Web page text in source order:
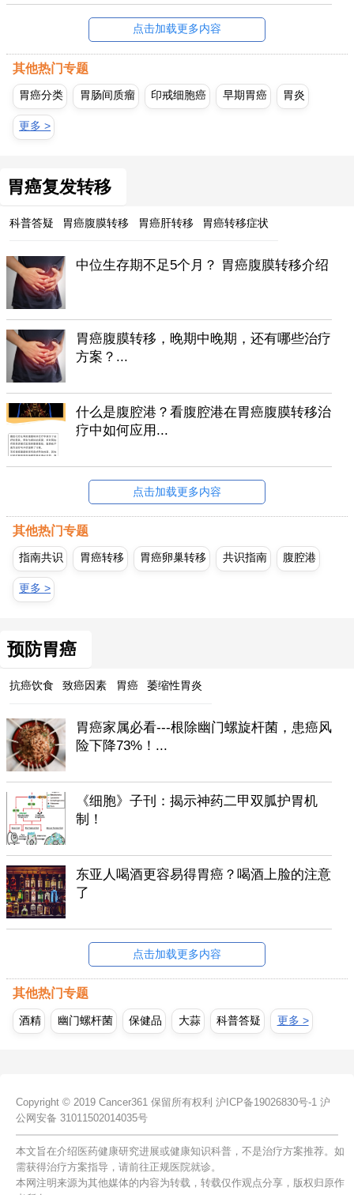
点击加载更多内容
其他热门专题
胃癌分类 胃肠间质瘤 印戒细胞癌 早期胃癌 胃炎
更多 >
胃癌复发转移
科普答疑 胃癌腹膜转移 胃癌肝转移 胃癌转移症状
中位生存期不足5个月？ 胃癌腹膜转移介绍
胃癌腹膜转移，晚期中晚期，还有哪些治疗
方案？...
什么是腹腔港？看腹腔港在胃癌腹膜转移治
疗中如何应用...
点击加载更多内容
其他热门专题
指南共识 胃癌转移 胃癌卵巢转移 共识指南 腹腔港
更多 >
预防胃癌
抗癌饮食 致癌因素 胃癌 萎缩性胃炎
胃癌家属必看---根除幽门螺旋杆菌，患癌风
险下降73%！...
《细胞》子刊：揭示神药二甲双胍护胃机
制！
东亚人喝酒更容易得胃癌？喝酒上脸的注意
了
点击加载更多内容
其他热门专题
酒精 幽门螺杆菌 保健品 大蒜 科普答疑 更多 >
Copyright © 2019 Cancer361 保留所有权利 沪ICP备19026830号-1 沪
公网安备 31011502014035号
本文旨在介绍医药健康研究进展或健康知识科普，不是治疗方案推荐。如
需获得治疗方案指导，请前往正规医院就诊。
本网注明来源为其他媒体的内容为转载，转载仅作观点分享，版权归原作